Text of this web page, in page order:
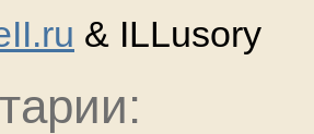
& ILLusory